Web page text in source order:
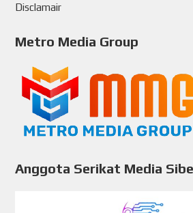
Disclamair
Metro Media Group
Anggota Serikat Media